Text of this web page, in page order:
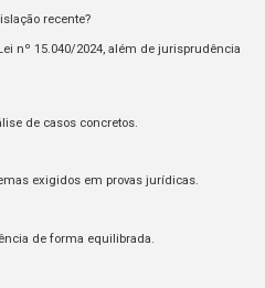
recente?
nº 15.040/2024, além de jurisprudência
de casos concretos.
exigidos em provas jurídicas.
de forma equilibrada.